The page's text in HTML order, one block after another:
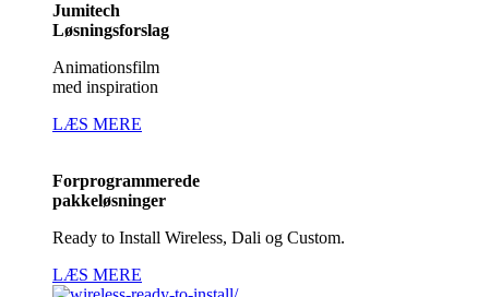
Jumitech
Løsningsforslag
Animationsfilm
med inspiration
LÆS MERE
Forprogrammerede
pakkeløsninger
Ready to Install Wireless, Dali og Custom.
LÆS MERE